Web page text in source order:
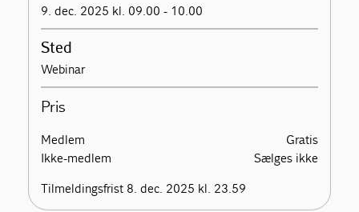
9. dec. 2025 kl. 09.00 - 10.00
Sted
Webinar
Pris
Medlem
Gratis
Ikke-medlem
Sælges ikke
Tilmeldingsfrist 8. dec. 2025 kl. 23.59